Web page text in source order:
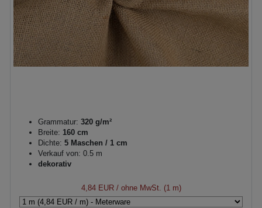
Grammatur: 320 g/m²
Breite: 160 cm
Dichte: 5 Maschen / 1 cm
Verkauf von: 0.5 m
dekorativ
4,84 EUR/ ohne MwSt. (1 m)